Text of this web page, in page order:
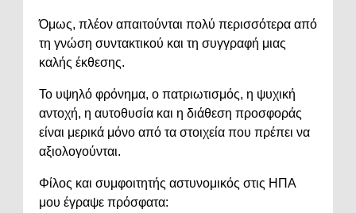
Όμως, πλέον απαιτούνται πολύ περισσότερα από
τη γνώση συντακτικού και τη συγγραφή μιας
καλής έκθεσης.
Το υψηλό φρόνημα, ο πατριωτισμός, η ψυχική
αντοχή, η αυτοθυσία και η διάθεση προσφοράς
είναι μερικά μόνο από τα στοιχεία που πρέπει να
αξιολογούνται.
Φίλος και συμφοιτητής αστυνομικός στις ΗΠΑ
μου έγραψε πρόσφατα: